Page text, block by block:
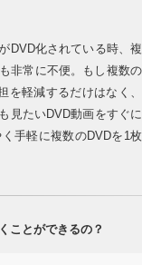
DVD化されている時、複
非常に不便。もし複数の
を軽減するだけはなく、
見たいDVD動画をすぐに
手軽に複数のDVDを1枚
ことができるの？